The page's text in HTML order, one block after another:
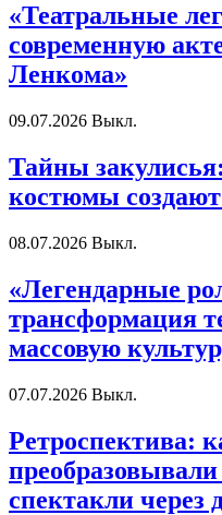
«Театральные
современную
Ленкома»
09.07.2026 Выкл.
Тайны
костюмы
08.07.2026 Выкл.
«Легендарные
трансформация
массовую
07.07.2026 Выкл.
Ретроспектива:
спектакли через